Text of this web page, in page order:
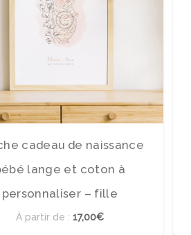
cadeau de naissance
lange et coton à
personnaliser – fille
À partir de : 17,00€